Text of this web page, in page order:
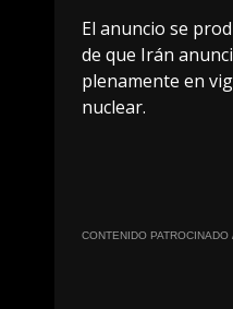
El anuncio se
de que Irán
plenamente en
nuclear.
CONTENIDO